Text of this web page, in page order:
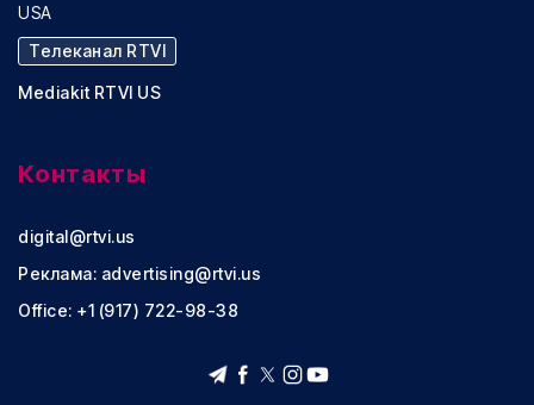
USA
Телеканал RTVI
Mediakit RTVI US
Контакты
digital@rtvi.us
Реклама: advertising@rtvi.us
Office: +1 (917) 722-98-38